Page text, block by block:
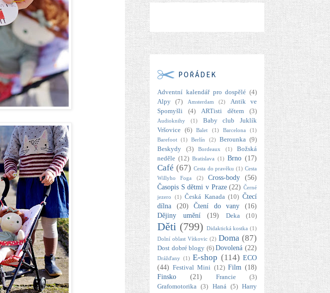
POŘÁDEK
Adventní kalendář pro dospělé (4)
Alpy
(7) Amsterdam (2)
Antik ve
Spomyšli
(4) ARTisti dětem (3)
Audioknihy (1)
Baby club Juklík
Vršovice (6) Balet (1) Barcelona
(1)
Barefoot
(1) Berlín (2) Berounka (9)
Beskydy
(3) Bordeaux (1)
Božská
neděle (12) Bratislava (1) Brno (17)
Café (67) Cesta do pravěku (1) Cesta
Willyho Foga
(2) Cross-body
(56)
Časopis S dětmi v Praze (22) Černé
jezero
(1) Česká Kanada (10) Čtecí
dílna
(20) Čtení do vany
(16)
Dějiny umění
(19) Deka (10)
Děti (799) Didaktická kostka (1)
Dolní oblast Vítkovic (2) Doma (87)
Dost dobré blogy (6) Dovolená (22)
Drážďany (1) E-shop (114) ECO
(44) Festival Mini (12) Film (18)
Finsko
(21) Francie
(3)
Grafomotorika (3) Haná (5) Harry